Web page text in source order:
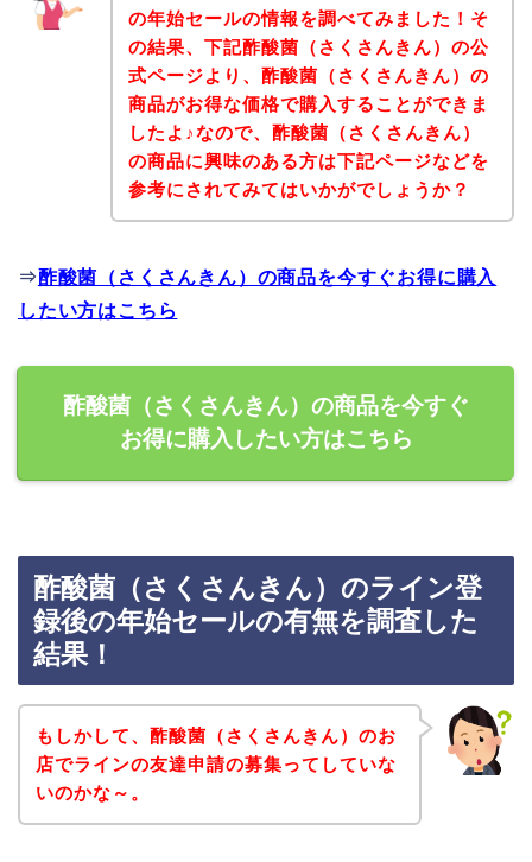
の年始セールの情報を調べてみました！そ
の結果、下記酢酸菌（さくさんきん）の公
式ページより、酢酸菌（さくさんきん）の
商品がお得な価格で購入することができま
したよ♪なので、酢酸菌（さくさんきん）
の商品に興味のある方は下記ページなどを
参考にされてみてはいかがでしょうか？
⇒酢酸菌（さくさんきん）の商品を今すぐお得に購入
したい方はこちら
酢酸菌（さくさんきん）の商品を今すぐ
お得に購入したい方はこちら
酢酸菌（さくさんきん）のライン登
録後の年始セールの有無を調査した
結果！
もしかして、酢酸菌（さくさんきん）のお
店でラインの友達申請の募集ってしていな
いのかな～。